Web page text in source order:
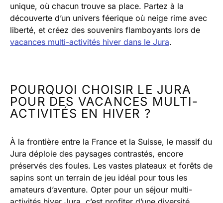
unique, où chacun trouve sa place. Partez à la
découverte d’un univers féerique où neige rime avec
liberté, et créez des souvenirs flamboyants lors de
vacances multi-activités hiver dans le Jura.
POURQUOI CHOISIR LE JURA
POUR DES VACANCES MULTI-
ACTIVITÉS EN HIVER ?
À la frontière entre la France et la Suisse, le massif du
Jura déploie des paysages contrastés, encore
préservés des foules. Les vastes plateaux et forêts de
sapins sont un terrain de jeu idéal pour tous les
amateurs d’aventure. Opter pour un séjour multi-